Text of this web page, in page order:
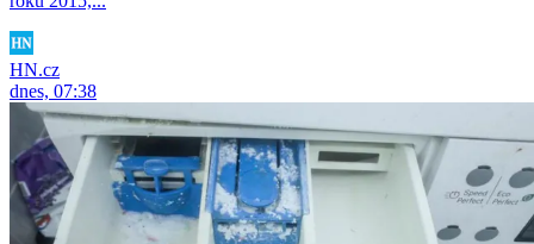
HN.cz
dnes, 07:38